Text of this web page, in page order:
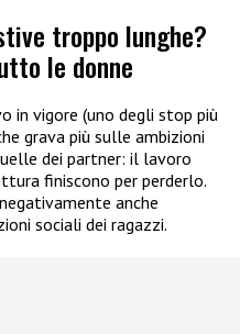
troppo lunghe?
le donne
in vigore (uno degli stop più
grava più sulle ambizioni
dei partner: il lavoro
finiscono per perderlo.
anche
sociali dei ragazzi.